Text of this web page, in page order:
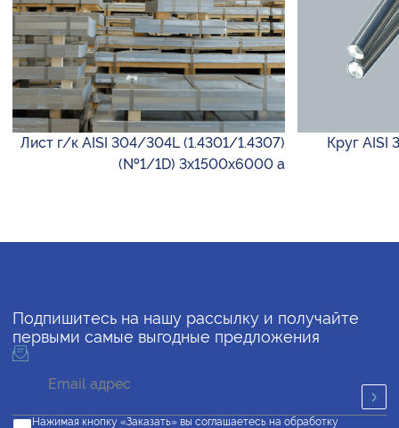
Лист г/к AISI 304/304L (1.4301/1.4307)
(№1/1D) 3х1500х6000 а
Круг AISI
Подпишитесь на нашу рассылку и получайте
первыми самые выгодные предложения
Нажимая кнопку «Заказать» вы соглашаетесь на обработку